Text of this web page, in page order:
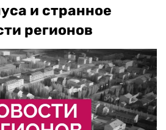
и странное
регионов